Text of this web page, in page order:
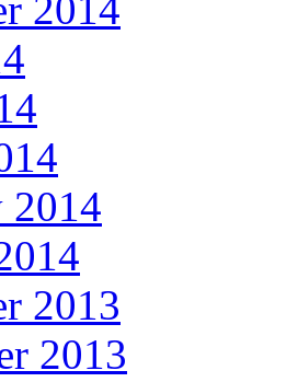
2014
2014
2013
2013